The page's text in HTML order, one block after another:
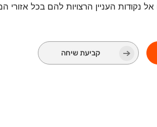
נקודות העניין הרצויות להם בכל אזורי
קביעת שיחה